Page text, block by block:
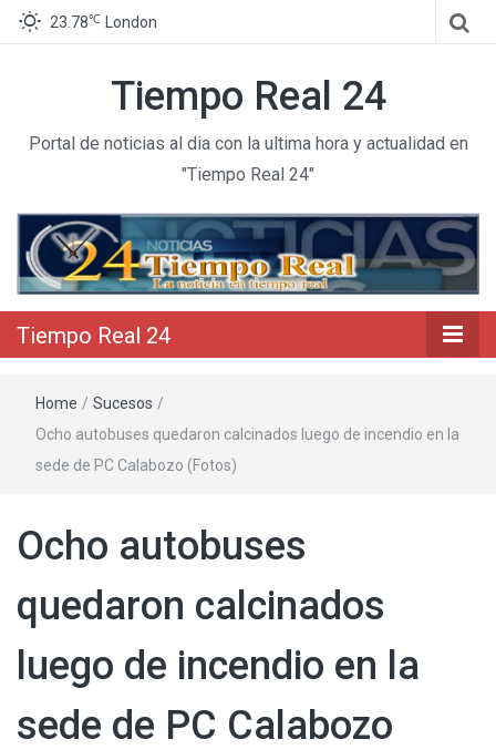
23.78℃ London
Tiempo Real 24
Portal de noticias al dia con la ultima hora y actualidad en
"Tiempo Real 24"
Tiempo Real 24
Home / Sucesos /
Ocho autobuses quedaron calcinados luego de incendio en la
sede de PC Calabozo (Fotos)
Ocho autobuses
quedaron calcinados
luego de incendio en la
sede de PC Calabozo